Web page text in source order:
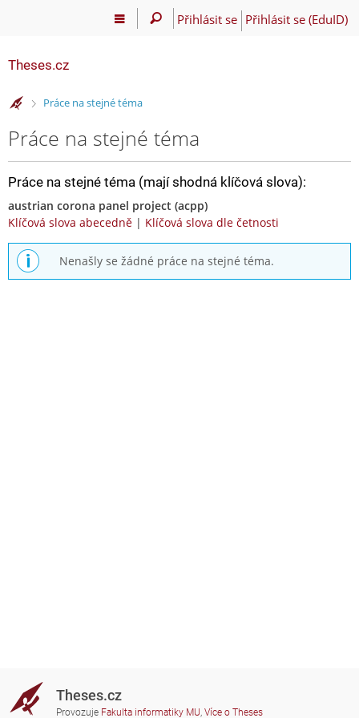
Přihlásit se Přihlásit se (EduID)
Theses.cz
>Práce na stejné téma
Práce na stejné téma
Práce na stejné téma (mají shodná klíčová slova):
austrian corona panel project (acpp)
Klíčová slova abecedně | Klíčová slova dle četnosti
Nenašly se žádné práce na stejné téma.
Theses.cz
Provozuje Fakulta informatiky MU, Více o Theses